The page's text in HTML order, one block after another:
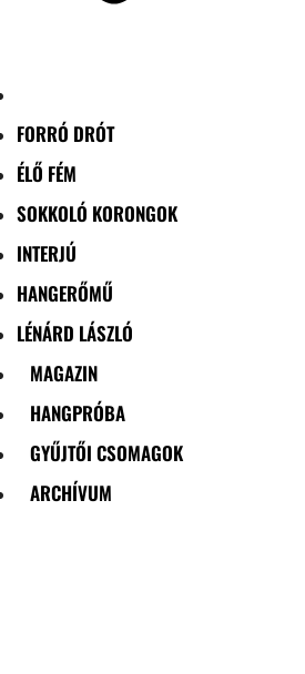
FORRÓ DRÓT
ÉLŐ FÉM
SOKKOLÓ KORONGOK
INTERJÚ
HANGERŐMŰ
LÉNÁRD LÁSZLÓ
MAGAZIN
HANGPRÓBA
GYŰJTŐI CSOMAGOK
ARCHÍVUM